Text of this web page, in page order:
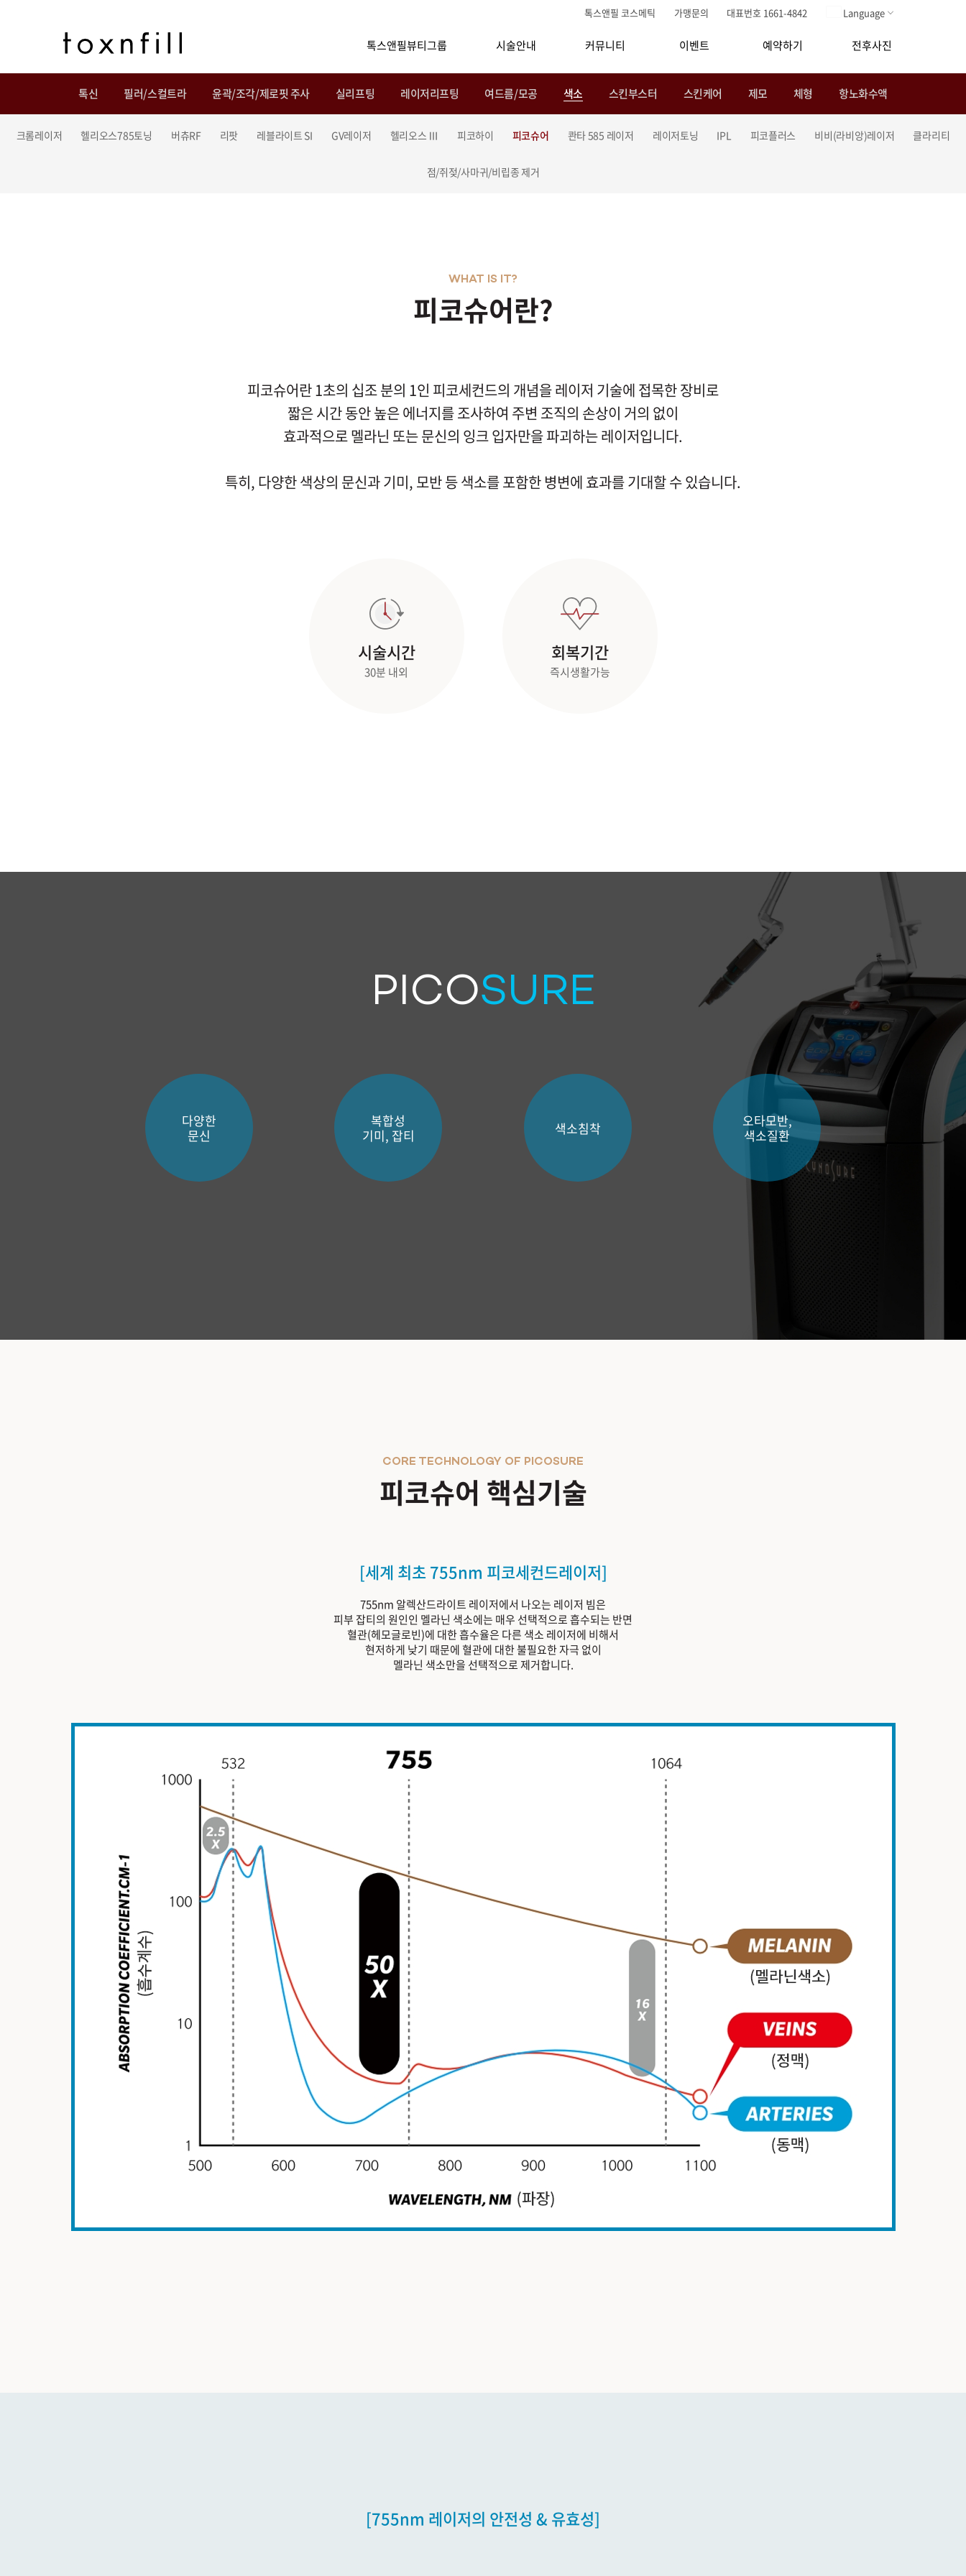
톡스앤필 코스메틱 가맹문의 대표번호 1661-4842 Language
톡스앤필뷰티그룹 시술안내 커뮤니티 이벤트 예약하기 전후사진
톡신 필러/스컬트라 윤곽/조각/제로핏 주사 실리프팅 레이저리프팅 여드름/모공 색소
크롬레이저 헬리오스785토닝 버츄RF 리팟 레블라이트 SI GV레이저 헬리오스 Ⅲ 피코하이 피코슈어 콴타 585 레이저 레이저토닝 IPL 피코플러스 비비(라비앙)레이저 클라리티
점/쥐젖/사마귀/비립종 제거
스킨부스터 스킨케어 제모 체형 항노화수액
피코슈어란?
WHAT IS IT?
피코슈어란 1초의 십조 분의 1인 피코세컨드의 개념을 레이저 기술에 접목한 장비로
짧은 시간 동안 높은 에너지를 조사하여 주변 조직의 손상이 거의 없이
효과적으로 멜라닌 또는 문신의 잉크 입자만을 파괴하는 레이저입니다.
특히, 다양한 색상의 문신과 기미, 모반 등 색소를 포함한 병변에 효과를 기대할 수 있습니다.
시술시간
30분 내외
회복기간
즉시생활가능
PICOSURE
다양한
문신
복합성
기미, 잡티
색소침착
오타모반,
색소질환
CORE TECHNOLOGY OF PICOSURE
피코슈어 핵심기술
[세계 최초 755nm 피코세컨드레이저]
755nm 알렉산드라이트 레이저에서 나오는 레이저 빔은
피부 잡티의 원인인 멜라닌 색소에는 매우 선택적으로 흡수되는 반면
혈관(헤모글로빈)에 대한 흡수율은 다른 색소 레이저에 비해서
현저하게 낮기 때문에 혈관에 대한 불필요한 자극 없이
멜라닌 색소만을 선택적으로 제거합니다.
[755nm 레이저의 안전성 & 유효성]